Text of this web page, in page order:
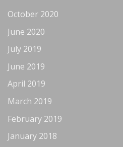
October 2020
June 2020
July 2019
June 2019
April 2019
March 2019
February 2019
January 2018